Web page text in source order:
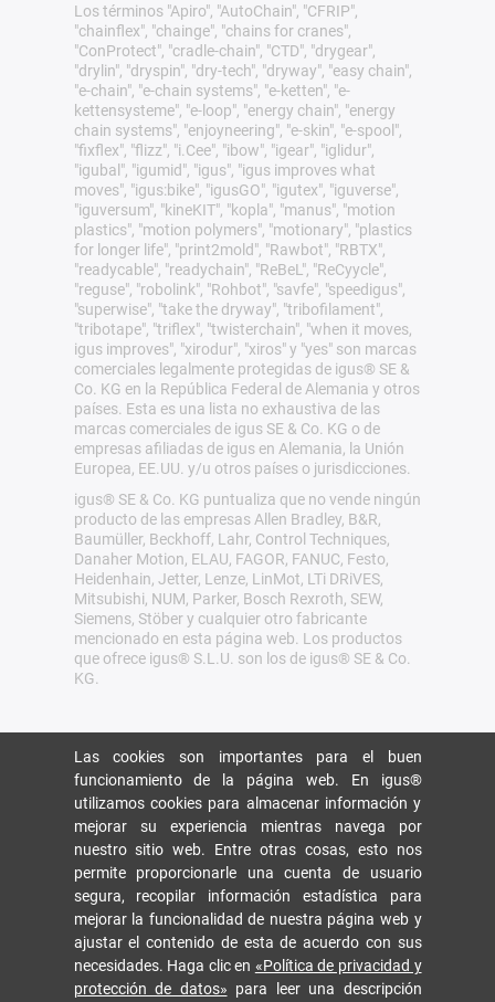
Los términos "Apiro", "AutoChain", "CFRIP",
"chainflex", "chainge", "chains for cranes",
"ConProtect", "cradle-chain", "CTD", "drygear",
"drylin", "dryspin", "dry-tech", "dryway", "easy chain",
"e-chain", "e-chain systems", "e-ketten", "e-
kettensysteme", "e-loop", "energy chain", "energy
chain systems", "enjoyneering", "e-skin", "e-spool",
"fixflex", "flizz", "i.Cee", "ibow", "igear", "iglidur",
"igubal", "igumid", "igus", "igus improves what
moves", "igus:bike", "igusGO", "igutex", "iguverse",
"iguversum", "kineKIT", "kopla", "manus", "motion
plastics", "motion polymers", "motionary", "plastics
for longer life", "print2mold", "Rawbot", "RBTX",
"readycable", "readychain", "ReBeL", "ReCyycle",
"reguse", "robolink", "Rohbot", "savfe", "speedigus",
"superwise", "take the dryway", "tribofilament",
"tribotape", "triflex", "twisterchain", "when it moves,
igus improves", "xirodur", "xiros" y "yes" son marcas
comerciales legalmente protegidas de igus® SE &
Co. KG en la República Federal de Alemania y otros
países. Esta es una lista no exhaustiva de las
marcas comerciales de igus SE & Co. KG o de
empresas afiliadas de igus en Alemania, la Unión
Europea, EE.UU. y/u otros países o jurisdicciones.
igus® SE & Co. KG puntualiza que no vende ningún
producto de las empresas Allen Bradley, B&R,
Baumüller, Beckhoff, Lahr, Control Techniques,
Danaher Motion, ELAU, FAGOR, FANUC, Festo,
Heidenhain, Jetter, Lenze, LinMot, LTi DRiVES,
Mitsubishi, NUM, Parker, Bosch Rexroth, SEW,
Siemens, Stöber y cualquier otro fabricante
mencionado en esta página web. Los productos
que ofrece igus® S.L.U. son los de igus® SE & Co.
KG.
Las cookies son importantes para el buen
funcionamiento de la página web. En igus®
utilizamos cookies para almacenar información y
mejorar su experiencia mientras navega por
nuestro sitio web. Entre otras cosas, esto nos
permite proporcionarle una cuenta de usuario
segura, recopilar información estadística para
mejorar la funcionalidad de nuestra página web y
ajustar el contenido de esta de acuerdo con sus
necesidades. Haga clic en «Política de privacidad y
protección de datos» para leer una descripción